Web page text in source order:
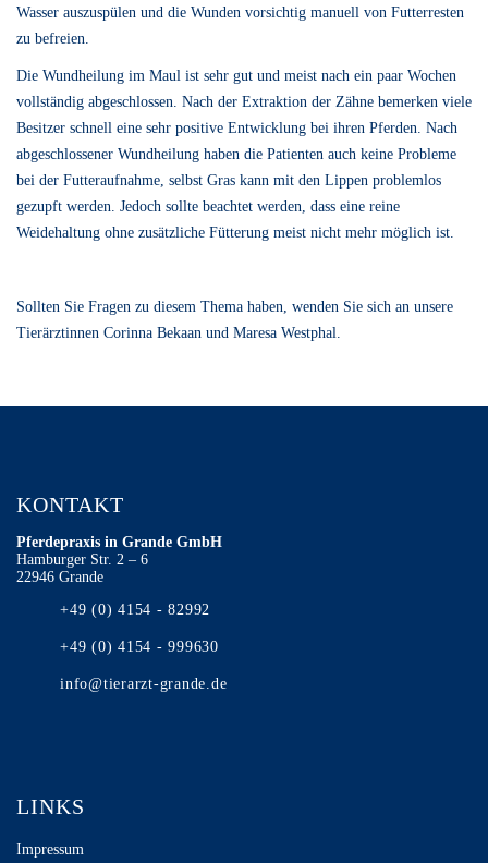
Wasser auszuspülen und die Wunden vorsichtig manuell von Futterresten
zu befreien.
Die Wundheilung im Maul ist sehr gut und meist nach ein paar Wochen
vollständig abgeschlossen. Nach der Extraktion der Zähne bemerken viele
Besitzer schnell eine sehr positive Entwicklung bei ihren Pferden. Nach
abgeschlossener Wundheilung haben die Patienten auch keine Probleme
bei der Futteraufnahme, selbst Gras kann mit den Lippen problemlos
gezupft werden. Jedoch sollte beachtet werden, dass eine reine
Weidehaltung ohne zusätzliche Fütterung meist nicht mehr möglich ist.
Sollten Sie Fragen zu diesem Thema haben, wenden Sie sich an unsere
Tierärztinnen Corinna Bekaan und Maresa Westphal.
KONTAKT
Pferdepraxis in Grande GmbH
Hamburger Str. 2 – 6
22946 Grande
+49 (0) 4154 - 82992
+49 (0) 4154 - 999630
info@tierarzt-grande.de
LINKS
Impressum